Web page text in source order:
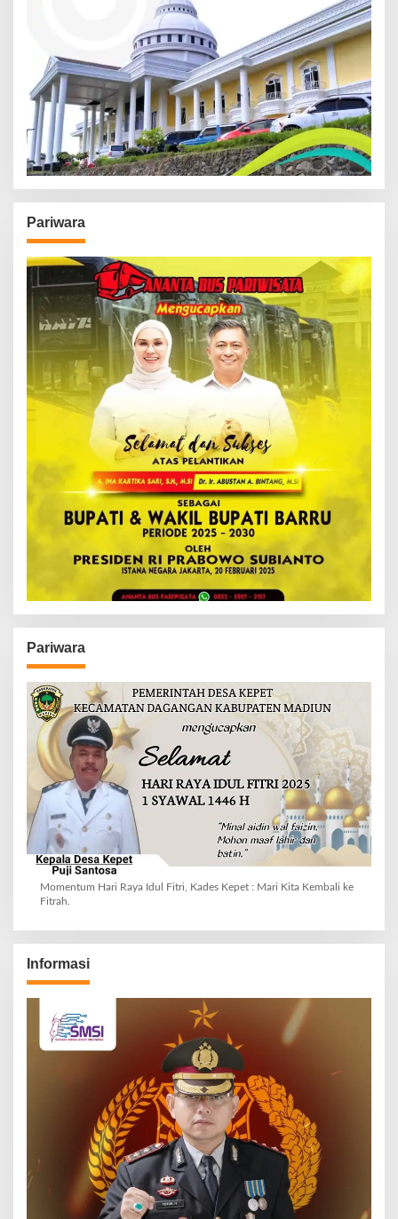
Pariwara
Pariwara
Momentum Hari Raya Idul Fitri, Kades Kepet : Mari Kita Kembali ke
Fitrah.
Informasi